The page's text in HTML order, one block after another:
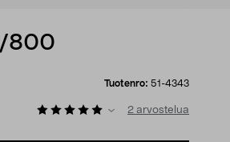
800
Tuotenro: 51-4343
2 arvostelua